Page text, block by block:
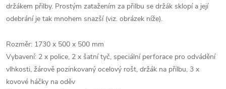
držákem přilby. Prostým zatažením za přilbu se držák sklopí a její
odebrání je tak mnohem snazší (viz. obrázek níže).
Rozměr: 1730 x 500 x 500 mm
Vybavení: 2 x police, 2 x šatní tyč, speciální perforace pro odvádění
vlhkosti, žárově pozinkovaný ocelový rošt, držák na přilbu, 3 x
kovové háčky na oděv